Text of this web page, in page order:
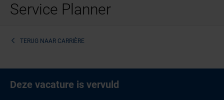
Service Planner
TERUG NAAR CARRIÈRE
Deze vacature is vervuld